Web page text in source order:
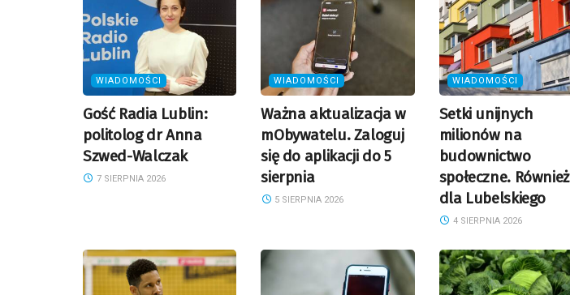
WIADOMOŚCI
Gość Radia Lublin:
politolog dr Anna
Szwed-Walczak
7 SIERPNIA 2026
WIADOMOŚCI
Ważna aktualizacja w
mObywatelu. Zaloguj
się do aplikacji do 5
sierpnia
5 SIERPNIA 2026
WIADOMOŚCI
Setki unijnych
milionów na
budownictwo
społeczne. Również
dla Lubelskiego
4 SIERPNIA 2026